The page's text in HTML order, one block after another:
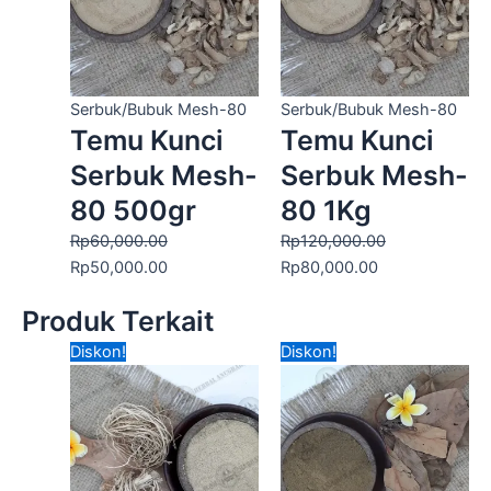
Serbuk/Bubuk Mesh-80
Temu Kunci
Serbuk Mesh-
80 500gr
Rp60,000.00
Rp50,000.00
Serbuk/Bubuk Mesh-80
Temu Kunci
Serbuk Mesh-
80 1Kg
Rp120,000.00
Rp80,000.00
Produk Terkait
Diskon!
Harga
aslinya
adalah:
Rp200,000.00.
ini
adalah:
Rp130,000.00.
Diskon!
Harga
aslinya
adalah:
Rp100,000.00.
saat
ini
adalah:
Rp70,000.00.